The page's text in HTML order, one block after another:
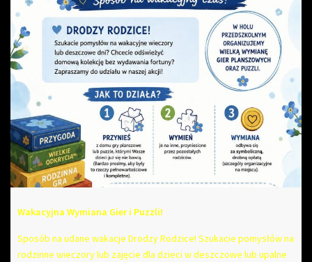
Wakacyjna Wymiana Gier i Puzzli!
Sposób na udane wakacje Drodzy Rodzice! Szukacie pomysłów na
rodzinne wieczory lub zajęcie dla dzieci w deszczowe lub upalne